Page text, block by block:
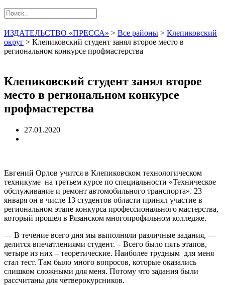
ИЗДАТЕЛЬСТВО «ПРЕССА» > Все районы > Клепиковский
округ > Клепиковский студент занял второе место в
региональном конкурсе профмастерства
Клепиковский студент занял второе
место в региональном конкурсе
профмастерства
27.01.2020
Евгений Орлов учится в Клепиковском технологическом
техникуме на третьем курсе по специальности «Техническое
обслуживание и ремонт автомобильного транспорта». 23
января он в числе 13 студентов области принял участие в
региональном этапе конкурса профессионального мастерства,
который прошел в Рязанском многопрофильном колледже.
— В течение всего дня мы выполняли различные задания, —
делится впечатлениями студент. – Всего было пять этапов,
четыре из них – теоретические. Наиболее трудным для меня
стал тест. Там было много вопросов, которые оказались
слишком сложными для меня. Потому что задания были
рассчитаны для четверокурсников.